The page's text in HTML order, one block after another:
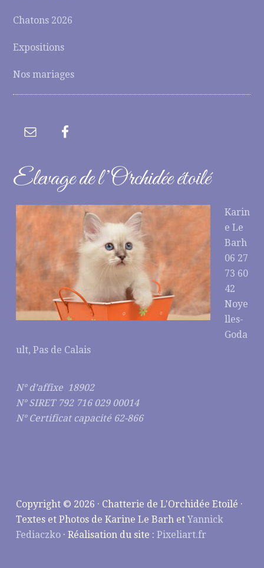
Chatons 2026
Expositions
Nos mariages
Elevage de l’Orchidée étoilé
Karin
e Le
Barh
06 27
73 60
42
Noye
lles-
Goda
ult, Pas de Calais
N° d’affixe 18902
N° SIRET 792 716 029 00014
N° Certificat capacité 62-866
Copyright © 2026 · Chatterie de L'Orchidée Etoilé ·
Textes et Photos de Karine Le Barh etYannick
Fediaczko · Réalisation du site :Pixeliart.fr